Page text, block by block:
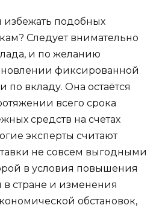
избежать подобных
Следует внимательно
и по желанию
фиксированной
по вкладу. Она остаётся
всего срока
средств на счетах
эксперты считают
не совсем выгодными
в условия повышения
стране и изменения
обстановок,